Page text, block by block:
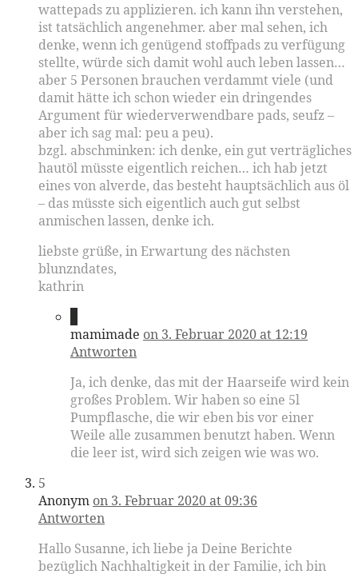
wattepads zu applizieren. ich kann ihn verstehen,
ist tatsächlich angenehmer. aber mal sehen, ich
denke, wenn ich genügend stoffpads zu verfügung
stellte, würde sich damit wohl auch leben lassen…
aber 5 Personen brauchen verdammt viele (und
damit hätte ich schon wieder ein dringendes
Argument für wiederverwendbare pads, seufz –
aber ich sag mal: peu a peu).
bzgl. abschminken: ich denke, ein gut verträgliches
hautöl müsste eigentlich reichen… ich hab jetzt
eines von alverde, das besteht hauptsächlich aus öl
– das müsste sich eigentlich auch gut selbst
anmischen lassen, denke ich.
liebste grüße, in Erwartung des nächsten
blunzndates,
kathrin
mamimade on 3. Februar 2020 at 12:19
Antworten
Ja, ich denke, das mit der Haarseife wird kein
großes Problem. Wir haben so eine 5l
Pumpflasche, die wir eben bis vor einer
Weile alle zusammen benutzt haben. Wenn
die leer ist, wird sich zeigen wie was wo.
5
Anonym on 3. Februar 2020 at 09:36
Antworten
Hallo Susanne, ich liebe ja Deine Berichte
bezüglich Nachhaltigkeit in der Familie, ich bin